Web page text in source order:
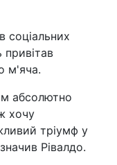
соціальних
м'яча.
абсолютно
хочу
тріумф у
Рівалдо.